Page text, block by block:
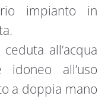
impianto in
all’acqua
all’uso
a doppia mano